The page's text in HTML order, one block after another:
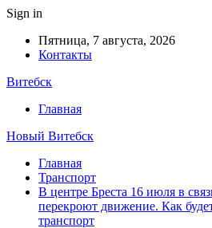
Sign in
Пятница, 7 августа, 2026
Контакты
Витебск
Главная
Новый Витебск
Главная
Транспорт
В центре Бреста 16 июля в
перекроют движение. Как
транспорт